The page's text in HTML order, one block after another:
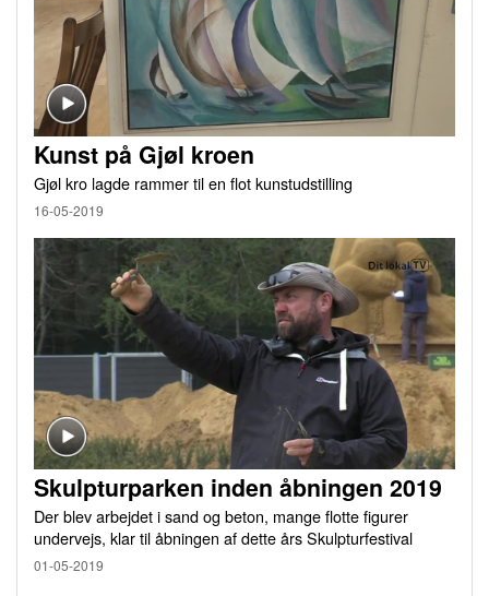
Kunst på Gjøl kroen
Gjøl kro lagde rammer til en flot kunstudstilling
16-05-2019
Skulpturparken inden åbningen 2019
Der blev arbejdet i sand og beton, mange flotte figurer
undervejs, klar til åbningen af dette års Skulpturfestival
01-05-2019